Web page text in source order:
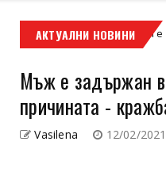
АКТУАЛНИ НОВИНИ
кросов мотор Кой е твоят
Мъж е задържан
причината -
Vasilena 12/02/